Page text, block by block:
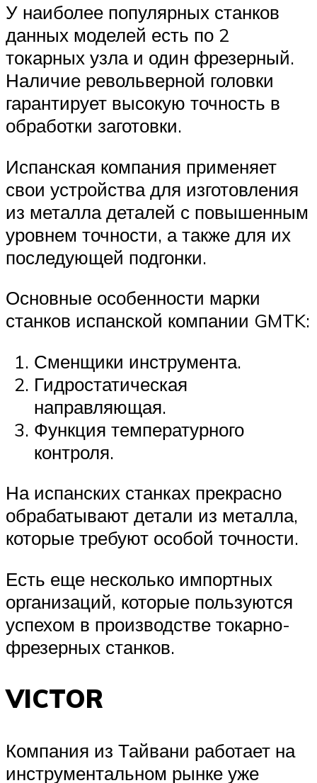
У наиболее популярных станков
данных моделей есть по 2
токарных узла и один фрезерный.
Наличие револьверной головки
гарантирует высокую точность в
обработки заготовки.
Испанская компания применяет
свои устройства для изготовления
из металла деталей с повышенным
уровнем точности, а также для их
последующей подгонки.
Основные особенности марки
станков испанской компании GMTK:
Сменщики инструмента.
Гидростатическая
направляющая.
Функция температурного
контроля.
На испанских станках прекрасно
обрабатывают детали из металла,
которые требуют особой точности.
Есть еще несколько импортных
организаций, которые пользуются
успехом в производстве токарно-
фрезерных станков.
VICTOR
Компания из Тайвани работает на
инструментальном рынке уже